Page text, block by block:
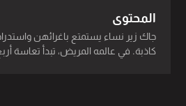
المحتوى
جاك زير نساء يستمتع باغرائهن
كاذبة. في عالمه المريض، تبدأ تعاسة